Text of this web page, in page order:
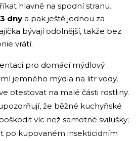
hlavně na spodní stranu.
dny a pak ještě jednou za
bývají odolnější, takže bez
vrátí.
pro domácí mýdlový
jemného mýdla na litr vody,
otestovat na malé části rostliny.
že běžné kuchyňské
víc než samotné svilušky;
po kupovaném insekticidním